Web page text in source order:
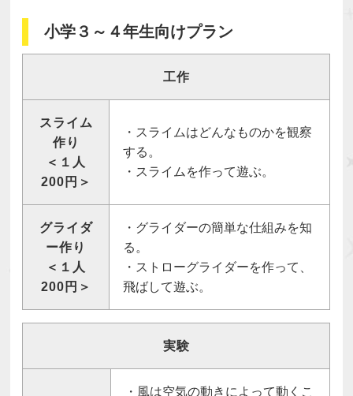
小学３～４年生向けプラン
工作
スライム
作り
＜１人
200円＞
・スライムはどんなものかを観察
する。
・スライムを作って遊ぶ。
グライダ
ー作り
＜１人
200円＞
・グライダーの簡単な仕組みを知
る。
・ストローグライダーを作って、
飛ばして遊ぶ。
実験
・風は空気の動きによって動くこ